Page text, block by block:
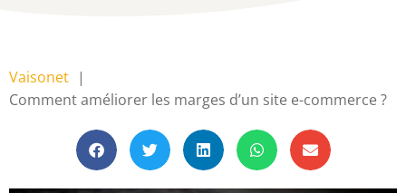
Vaisonet
Comment améliorer les marges d’un site e-commerce ?